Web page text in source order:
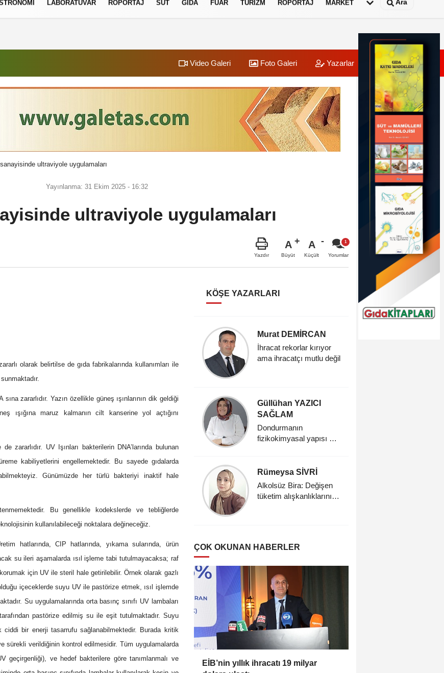
LABORATUVAR RÖPORTAJ SÜT GIDA FUAR TURIZM RÖPORTAJ MARKET Ara
Video Galeri Foto Galeri Yazarlar Üye Paneli
ultraviyole uygulamaları
Yayınlanma: 31 Ekim 2025 - 16:32
ultraviyole uygulamaları
Yazdır
A
Büyüt
A
Küçült Yorumlar
olarak belirtilse de gıda fabrikalarında kullanımları ile
zararlıdır. Yazın özellikle güneş ışınlarının dik geldiği
ışığına maruz kalmanın cilt kanserine yol açtığını
zararlıdır. UV Işınları bakterilerin DNA’larında bulunan
kabiliyetlerini engellemektedir. Bu sayede gıdalarda
Günümüzde her türlü bakteriyi inaktif hale
Bu genellikle kodekslerde ve tebliğlerde
kullanılabileceği noktalara değineceğiz.
hatlarında, CIP hatlarında, yıkama sularında, ürün
su ileri aşamalarda ısıl işleme tabi tutulmayacaksa; raf
için UV ile steril hale getirilebilir. Örnek olarak gazlı
içeceklerde suyu UV ile pastörize etmek, ısıl işlemde
Su uygulamalarında orta basınç sınıfı UV lambaları
pastörize edilmiş su ile eşit tutulmaktadır. Suyu
bir enerji tasarrufu sağlanabilmektedir. Burada kritik
sürekli verildiğinin kontrol edilmesidir. Tüm uygulamalarda
geçirgenliği), ve hedef bakterilere göre tanımlanmalı ve
KÖŞE YAZARLARI
Mehmet GURBET
Gıda Sektöründe Etiket
Esat Bülbül
Murat DEMİRCAN
İhracat rekorlar kırıyor
ama ihracatçı mutlu değil
Güllühan YAZICI
SAĞLAM
Dondurmanın
fizikokimyasal yapısı ve
Rümeysa SİVRİ
Alkolsüz Bira: Değişen
tüketim alışkanlıklarının
ÇOK OKUNAN HABERLER
EİB’nin yıllık ihracatı 19 milyar